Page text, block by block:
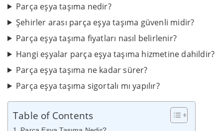
Parça eşya taşıma nedir?
Şehirler arası parça eşya taşıma güvenli midir?
Parça eşya taşıma fiyatları nasıl belirlenir?
Hangi eşyalar parça eşya taşıma hizmetine dahildir?
Parça eşya taşıma ne kadar sürer?
Parça eşya taşıma sigortalı mı yapılır?
Table of Contents